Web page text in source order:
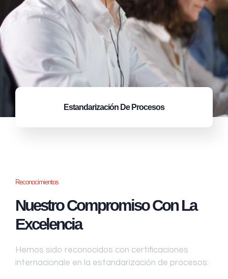
Estandarización De Procesos
Reconocimientos
Nuestro Compromiso Con La
Excelencia
Hemos sido reconocidos con certificaciones
internacionale en la estandarización de procesos: